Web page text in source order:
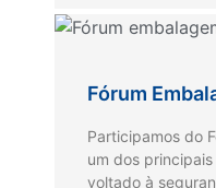
Fórum
Participamos do
um dos
voltado à